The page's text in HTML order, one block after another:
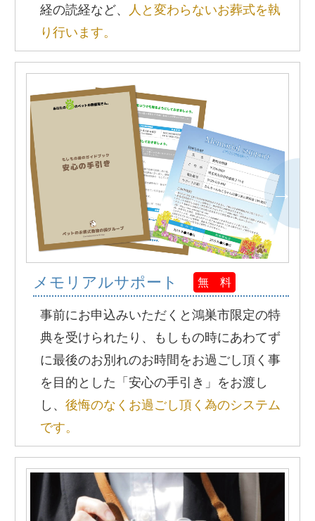
経の読経など、
人と変わらないお葬式を執
り行います。
メモリアルサポート 無 料
事前にお申込みいただくと鴻巣市限定の特
典を受けられたり、もしもの時にあわてず
に最後のお別れのお時間をお過ごし頂く事
を目的とした「安心の手引き」をお渡し
し、後悔のなくお過ごし頂く為のシステム
です。